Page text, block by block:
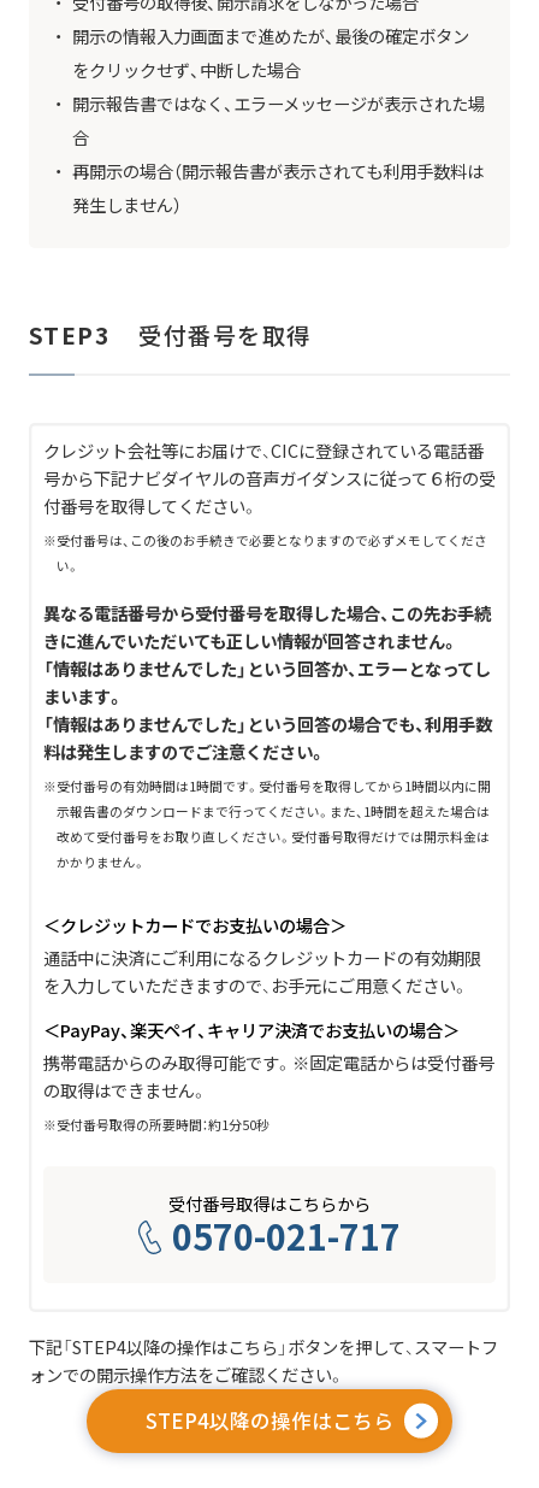
開示の情報入力画面まで進めたが、最後の確定ボタン
をクリックせず、中断した場合
開示報告書ではなく、エラーメッセージが表示された場
合
再開示の場合（開示報告書が表示されても利用手数料は
発生しません）
STEP3 受付番号を取得
クレジット会社等にお届けで、CICに登録されている電話番
号から下記ナビダイヤルの音声ガイダンスに従って６桁の受
付番号を取得してください。
受付番号は、この後のお手続きで必要となりますので必ずメモしてくださ
い。
異なる電話番号から受付番号を取得した場合、この先お手続
きに進んでいただいても正しい情報が回答されません。
「情報はありませんでした」という回答か、エラーとなってし
まいます。
「情報はありませんでした」という回答の場合でも、利用手数
料は発生しますのでご注意ください。
受付番号の有効時間は1時間です。受付番号を取得してから1時間以内に開
示報告書のダウンロードまで行ってください。また、1時間を超えた場合は
改めて受付番号をお取り直しください。受付番号取得だけでは開示料金は
かかりません。
＜クレジットカードでお支払いの場合＞
通話中に決済にご利用になるクレジットカードの有効期限
を入力していただきますので、お手元にご用意ください。
＜PayPay、楽天ペイ、キャリア決済でお支払いの場合＞
携帯電話からのみ取得可能です。※固定電話からは受付番号
の取得はできません。
受付番号取得の所要時間：約1分50秒
受付番号取得はこちらから
0570-021-717
下記「STEP4以降の操作はこちら」ボタンを押して、スマートフ
ォンでの開示操作方法をご確認ください。
STEP4以降の操作はこちら